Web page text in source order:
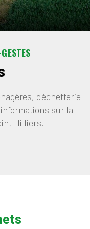
déchetterie
sur la
Hilliers.